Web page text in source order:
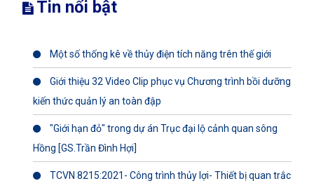
Tin nổi bật
Một số thống kê về thủy điện tích năng trên thế giới
Giới thiệu 32 Video Clip phục vụ Chương trình bồi dưỡng
kiến thức quản lý an toàn đập
"Giới hạn đỏ" trong dự án Trục đại lộ cảnh quan sông
Hồng [GS.Trần Đình Hợi]
TCVN 8215:2021- Công trình thủy lợi- Thiết bị quan trắc